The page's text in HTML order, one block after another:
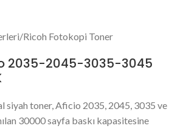
/Ricoh Fotokopi Toner
2035-2045-3035-3045
siyah toner, Aficio 2035, 2045, 3035 ve
30000 sayfa baskı kapasitesine